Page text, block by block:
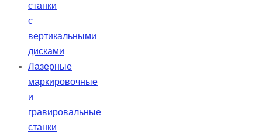
станки
с
вертикальными
дисками
Лазерные
маркировочные
и
гравировальные
станки